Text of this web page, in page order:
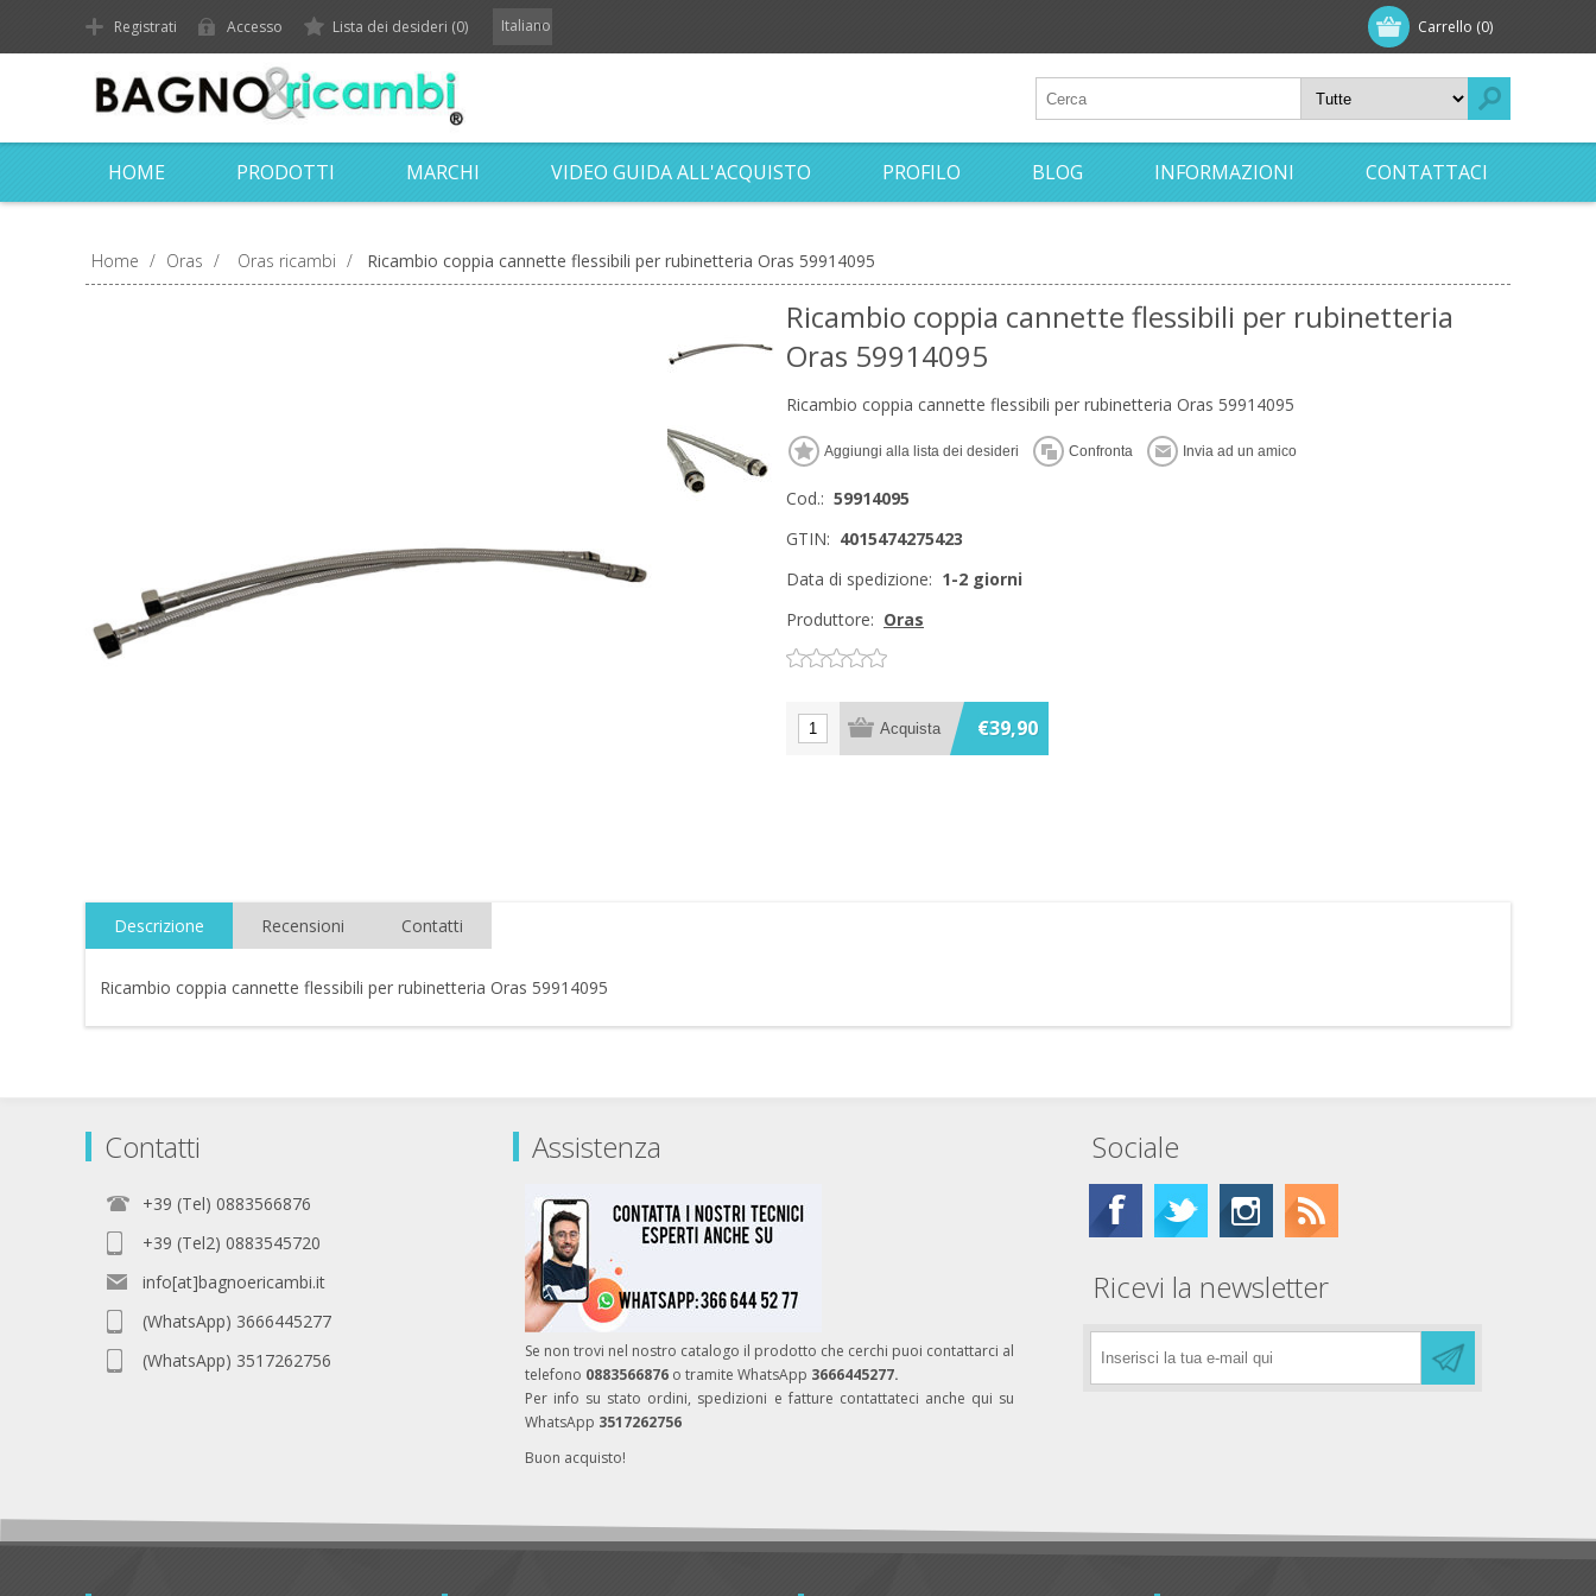
Carrello (0)
Registrati Accesso Lista dei desideri (0) Italiano
HOME PRODOTTI MARCHI VIDEO GUIDA ALL'ACQUISTO PROFILO BLOG INFORMAZIONI CONTATTACI
Home / Oras / Oras ricambi / Ricambio coppia cannette flessibili per rubinetteria Oras 59914095
Ricambio coppia cannette flessibili per rubinetteria
Oras 59914095
Ricambio coppia cannette flessibili per rubinetteria Oras 59914095
Cod.: 59914095
GTIN: 4015474275423
Data di spedizione: 1-2 giorni
Produttore: Oras
€39,90
Descrizione Recensioni Contatti
Ricambio coppia cannette flessibili per rubinetteria Oras 59914095
Contatti
+39 (Tel) 0883566876
+39 (Tel2) 0883545720
info[at]bagnoericambi.it
(WhatsApp) 3666445277
(WhatsApp) 3517262756
Assistenza
Se non trovi nel nostro catalogo il prodotto che cerchi puoi contattarci al
telefono 0883566876 o tramite WhatsApp 3666445277.
Per info su stato ordini, spedizioni e fatture contattateci anche qui su
WhatsApp 3517262756
Buon acquisto!
Sociale
Ricevi la newsletter